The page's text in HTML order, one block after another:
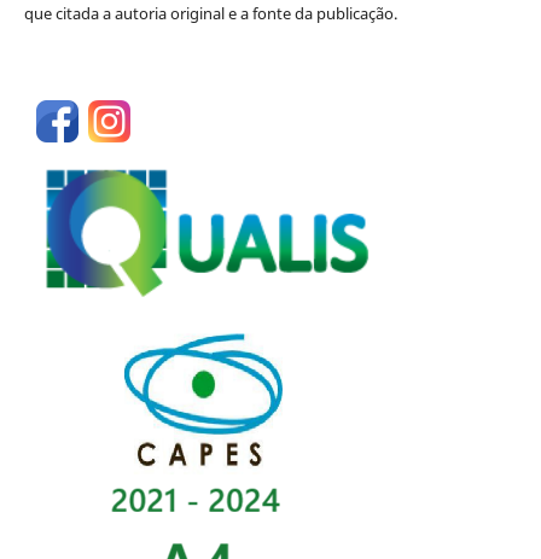
que citada a autoria original e a fonte da publicação.